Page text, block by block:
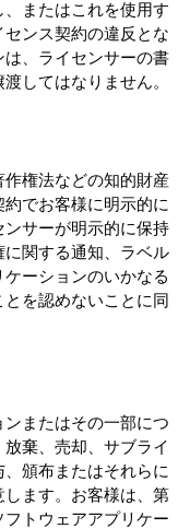
またはこれを使用す
ンス契約の違反とな
は、ライセンサーの書
してはなりません。
権法などの知的財産
でお客様に明示的に
サーが明示的に保持
に関する通知、ラベル
ーションのいかなる
を認めないことに同
またはその一部につ
棄、売却、サブライ
頒布またはそれらに
ます。お客様は、第
トウェアアプリケー